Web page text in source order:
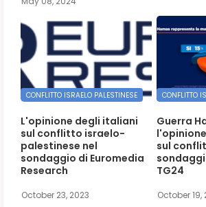
CONFLITTO ISRAELO PALESTINESE
L'opinione degli italiani
sul conflitto israelo-
palestinese nel
sondaggio di Euromedia
Research
October 23, 2023
CONFLITTO
Guerra
sul
TG24
October 19,